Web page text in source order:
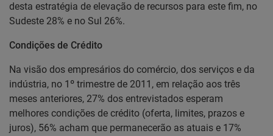
desta estratégia de elevação de recursos para este fim, no
Sudeste 28% e no Sul 26%.
Condições de Crédito
Na visão dos empresários do comércio, dos serviços e da
indústria, no 1º trimestre de 2011, em relação aos três
meses anteriores, 27% dos entrevistados esperam
melhores condições de crédito (oferta, limites, prazos e
juros), 56% acham que permanecerão as atuais e 17%